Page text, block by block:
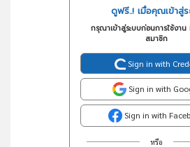
ดูฟรี..! เมื่อคุณเข้าสู่ร
กรุณาเข้าสู่ระบบก่อนการใช้งา
สมาชิก
Sign in with
Sign in with
Sign in with
หรือ